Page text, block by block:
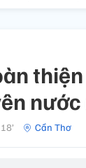
Cần Thơ